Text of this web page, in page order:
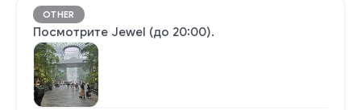
OTHER
Посмотрите Jewel (до 20:00).